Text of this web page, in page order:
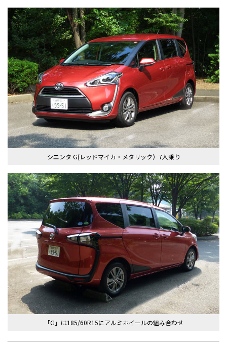
シエンタ G(レッドマイカ・メタリック）7人乗り
「G」は185/60R15にアルミホイールの組み合わせ